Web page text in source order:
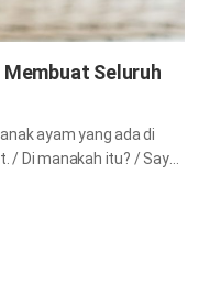
pendengar
Semuanya akan baik-
“Kamu adalah
“Saya akan
Membuat Seluruh
ayam yang ada di
/ Di manakah itu? / Saya
pekerjaan yang